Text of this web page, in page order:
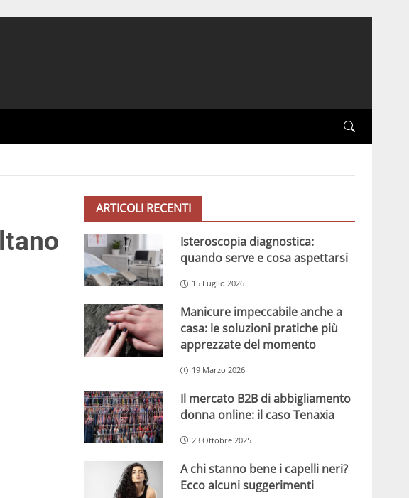
ARTICOLI RECENTI
Isteroscopia diagnostica:
quando serve e cosa aspettarsi
15 Luglio 2026
Manicure impeccabile anche a
casa: le soluzioni pratiche più
apprezzate del momento
19 Marzo 2026
Il mercato B2B di abbigliamento
donna online: il caso Tenaxia
23 Ottobre 2025
A chi stanno bene i capelli neri?
Ecco alcuni suggerimenti